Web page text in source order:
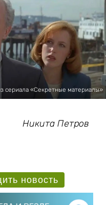
сериала «Секретные материалы»
Никита Петров
новость